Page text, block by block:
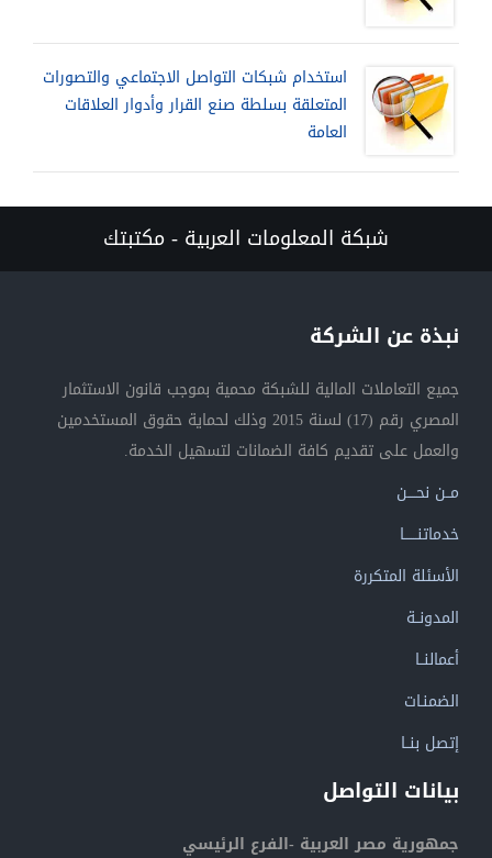
استخدام شبكات التواصل الاجتماعي والتصورات
المتعلقة بسلطة صنع القرار وأدوار العلاقات
العامة
شبكة المعلومات العربية - مكتبتك
نبذة عن الشركة
جميع التعاملات المالية للشبكة محمية بموجب قانون الاستثمار
المصري رقم (17) لسنة 2015 وذلك لحماية حقوق المستخدمين
والعمل على تقديم كافة الضمانات لتسهيل الخدمة.
مــن نحــــن
خدماتنــــــا
الأسئلة المتكررة
المدونــة
أعمالنــا
الضمنـات
إتصل بنــا
بيانات التواصل
جمهورية مصر العربية -الفرع الرئيسي